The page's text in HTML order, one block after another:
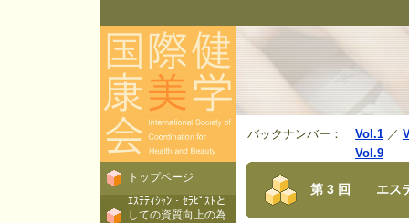
バックナンバー： Vol.1 ／
Vol.9
第 3 回 エステ
トップページ
ｴｽﾃﾃｨｼｬﾝ・ｾﾗﾋﾟｽﾄと
しての資質向上の為